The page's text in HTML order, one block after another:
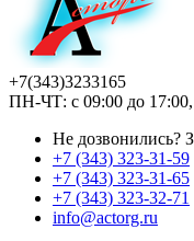
+7(343)3233165
ПН-ЧТ: с 09:00 до
Не дозвонились?
+7 (343) 323-31-59
+7 (343) 323-31-65
+7 (343) 323-32-71
info@actorg.ru